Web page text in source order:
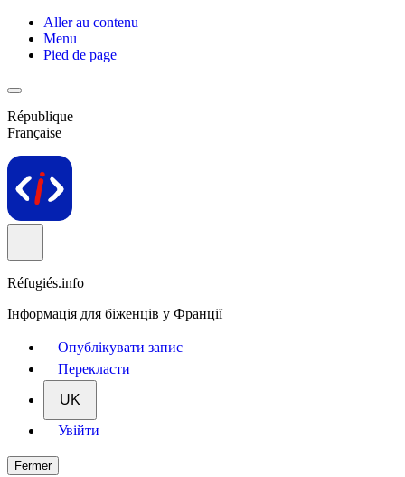
Aller au contenu
Menu
Pied de page
République
Française
Réfugiés.info
Інформація для біженців у Франції
Опублікувати запис
Перекласти
UK
Увійти
Fermer